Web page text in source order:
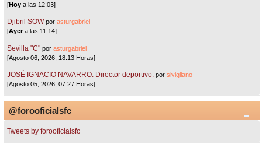
[Hoy a las 12:03]
Djibril SOW porasturgabriel
[Ayera las 11:14]
Sevilla "C"porasturgabriel
[Agosto 06, 2026, 18:13 Horas]
JOSÉ IGNACIO NAVARRO. Director deportivo. porsivigliano
[Agosto 05, 2026, 07:27 Horas]
@forooficialsfc
Tweets by forooficialsfc